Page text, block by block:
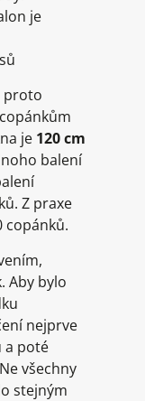
je
proto
je 120 cm
balení
Z praxe
copánků.
Aby bylo
nejprve
a poté
všechny
stejným